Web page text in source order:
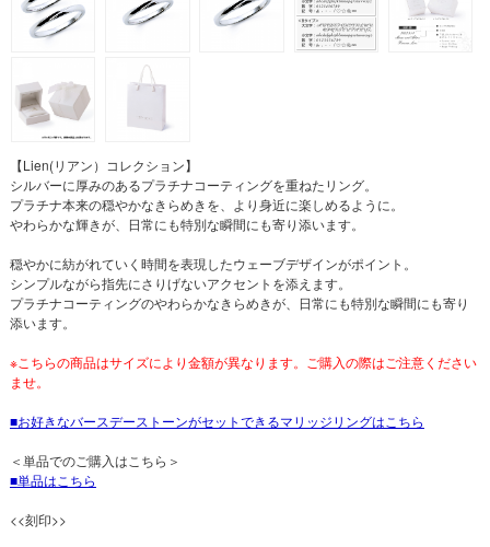
【Lien(リアン）コレクション】
シルバーに厚みのあるプラチナコーティングを重ねたリング。
プラチナ本来の穏やかなきらめきを、より身近に楽しめるように。
やわらかな輝きが、日常にも特別な瞬間にも寄り添います。
穏やかに紡がれていく時間を表現したウェーブデザインがポイント。
シンプルながら指先にさりげないアクセントを添えます。
プラチナコーティングのやわらかなきらめきが、日常にも特別な瞬間にも寄り
添います。
※こちらの商品はサイズにより金額が異なります。ご購入の際はご注意ください
ませ。
お好きなバースデーストーンがセットできるマリッジリングはこちら
＜単品でのご購入はこちら＞
単品はこちら
<<刻印>>